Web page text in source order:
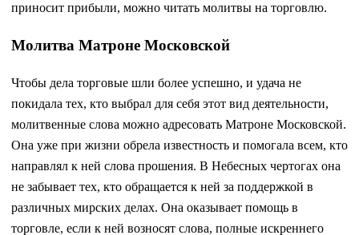
приносит прибыли, можно читать молитвы на торговлю.
Молитва Матроне Московской
Чтобы дела торговые шли более успешно, и удача не
покидала тех, кто выбрал для себя этот вид деятельности,
молитвенные слова можно адресовать Матроне Московской.
Она уже при жизни обрела известность и помогала всем, кто
направлял к ней слова прошения. В Небесных чертогах она
не забывает тех, кто обращается к ней за поддержкой в
различных мирских делах. Она оказывает помощь в
торговле, если к ней возносят слова, полные искреннего